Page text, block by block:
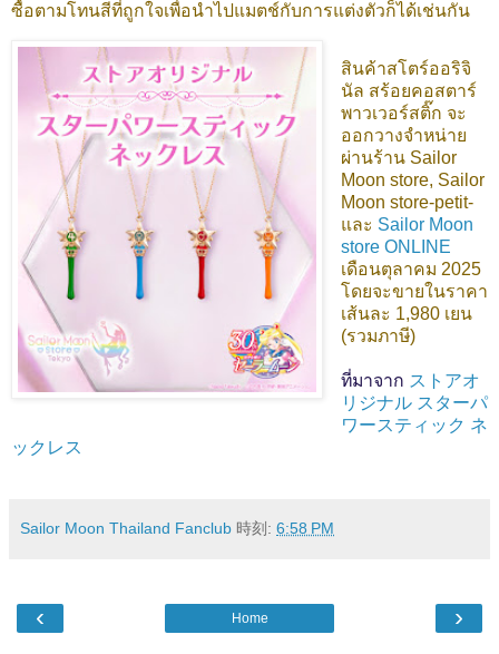
ซื้อตามโทนสีที่ถูกใจเพื่อนำไปแมตช์กับการแต่งตัวก็ได้เช่นกัน
สินค้าสโตร์ออริจิ
นัล สร้อยคอสตาร์
พาวเวอร์สติ๊ก จะ
ออกวางจำหน่าย
ผ่านร้าน Sailor
Moon store, Sailor
Moon store-petit-
และ Sailor Moon
store ONLINE
เดือนตุลาคม 2025
โดยจะขายในราคา
เส้นละ 1,980 เยน
(รวมภาษี)
ที่มาจาก ストアオ
リジナル スターパ
ワースティック ネ
ックレス
Sailor Moon Thailand Fanclub 時刻: 6:58 PM
‹ ›
Home